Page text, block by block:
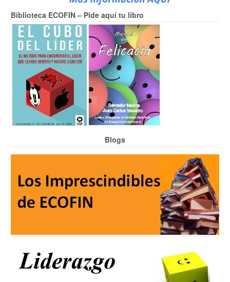
Biblioteca ECOFIN – Pide aquí tu libro
Blogs